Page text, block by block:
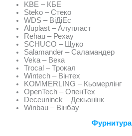
KBE – КБЕ
Steko – Стеко
WDS – ВіДіЕс
Aluplast – Алупласт
Rehau – Рехау
SCHUCO – Щуко
Salamander – Саламандер
Veka – Века
Trocal – Трокал
Wintech – Вінтех
KOMMERLING – Кьомерлінг
OpenTech – ОпенТех
Deceuninck – Декьонінк
Winbau – Вінбау
Фурнитура